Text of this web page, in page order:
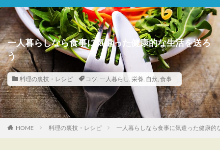
一人暮らしなら食事に気遣った健康的な生活を送ろ
う
料理の裏技・レシピ コツ, 一人暮らし, 栄養, 自炊, 食事
HOME 料理の裏技・レシピ 一人暮らしなら食事に気遣った健康的